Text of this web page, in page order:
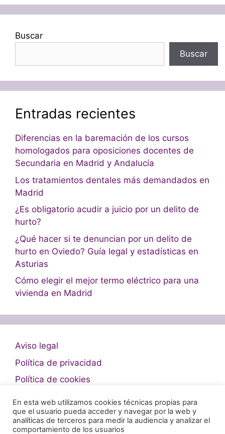
Buscar
Buscar
Entradas recientes
Diferencias en la baremación de los cursos
homologados para oposiciones docentes de
Secundaria en Madrid y Andalucía
Los tratamientos dentales más demandados en
Madrid
¿Es obligatorio acudir a juicio por un delito de
hurto?
¿Qué hacer si te denuncian por un delito de
hurto en Oviedo? Guía legal y estadísticas en
Asturias
Cómo elegir el mejor termo eléctrico para una
vivienda en Madrid
Aviso legal
Política de privacidad
Política de cookies
En esta web utilizamos cookies técnicas propias para
que el usuario pueda acceder y navegar por la web y
analíticas de terceros para medir la audiencia y analizar el
comportamiento de los usuarios